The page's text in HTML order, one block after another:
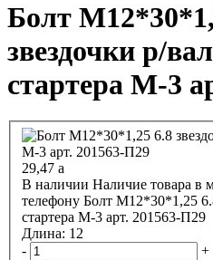
Болт
звездочки р/
стартера М-3
29,47 a
В наличии Наличие товара в
телефону Болт М12*30*1,25
стартера М-3 арт. 201563-П29
Длина: 12
-
+